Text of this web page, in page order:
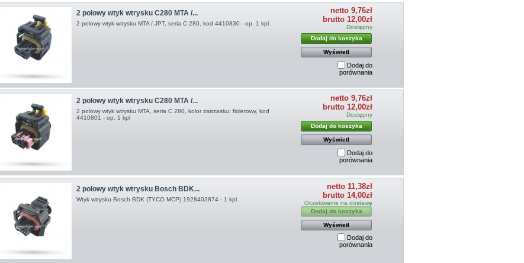
2 polowy wtyk wtrysku C280 MTA /...
2 polowy wtyk wtrysku MTA / JPT, seria C 280, kod 4410830 - op. 1 kpl.
netto 9,76zł
brutto 12,00zł
Dostępny
Dodaj do koszyka
Wyświetl
Dodaj do
porównania
2 polowy wtyk wtrysku C280 MTA /...
2 polowy wtyk wtrysku MTA, seria C 280, kolor zatrzasku: fioletowy, kod
4410801 - op. 1 kpl
netto 9,76zł
brutto 12,00zł
Dostępny
Dodaj do koszyka
Wyświetl
Dodaj do
porównania
2 polowy wtyk wtrysku Bosch BDK...
Wtyk wtrysku Bosch BDK (TYCO MCP) 1928403874 - 1 kpl.
netto 11,38zł
brutto 14,00zł
Oczekiwanie na dostawę
Dodaj do koszyka
Wyświetl
Dodaj do
porównania